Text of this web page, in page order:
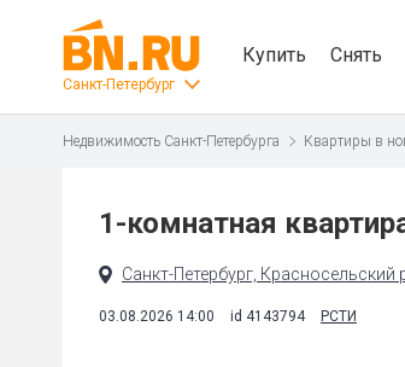
Санкт-Петербург
Купить Снять
Недвижимость Санкт-Петербурга Квартиры в
1-комнатная
Санкт-Петербург,
03.08.2026 14:00 id 4143794 РСТИ